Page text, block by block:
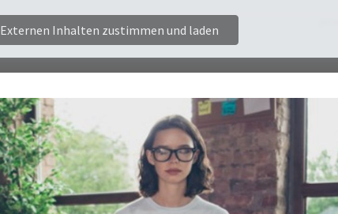
Externen Inhalten zustimmen und laden